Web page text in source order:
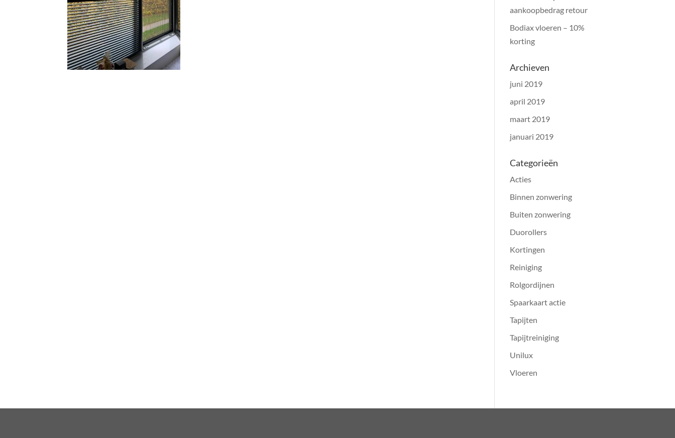
aankoopbedrag retour
Bodiax vloeren – 10%
korting
Archieven
juni 2019
april 2019
maart 2019
januari 2019
Categorieën
Acties
Binnen zonwering
Buiten zonwering
Duorollers
Kortingen
Reiniging
Rolgordijnen
Spaarkaart actie
Tapijten
Tapijtreiniging
Unilux
Vloeren